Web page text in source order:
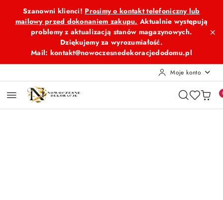
Przejdź do treści głównej
Przejdź do wyszukiwarki
Przejdź do moje konto
Przejdź do menu głównego
Przejdź do opisu produktu
Przejdź do stopki
Szanowni klienci! Prosimy o kontakt telefoniczny lub
mailowy przed dokonaniem zakupu. Aktualnie występują
problemy z aktualizacją stanów magazynowych.
Dziękujemy za wyrozumiałość.
Mail: kontakt@nowoczesnedekoracjedodomu.pl
Moje konto